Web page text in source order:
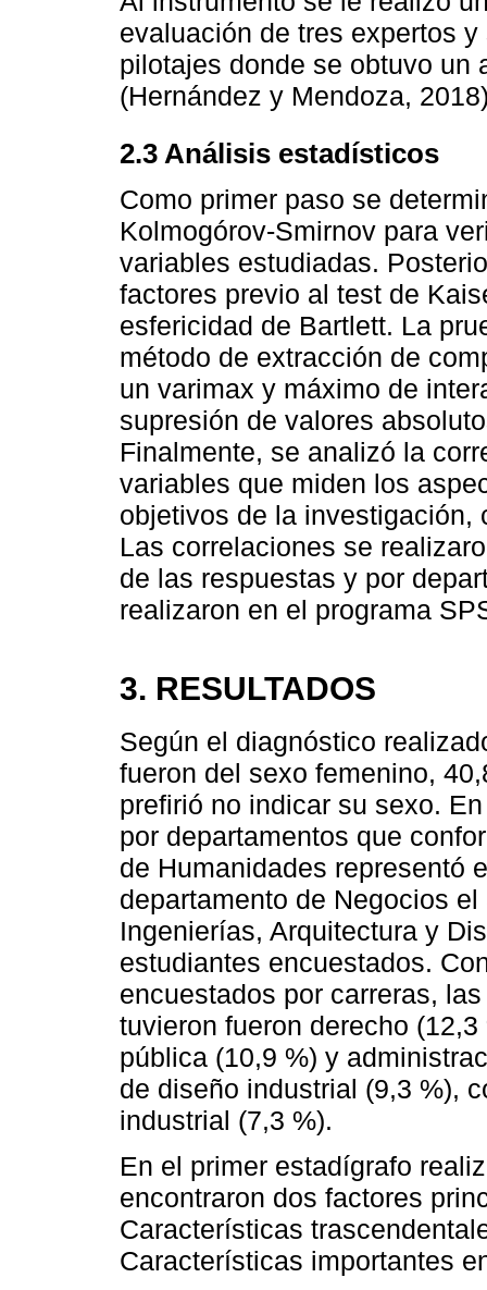
evaluación de tres expertos
pilotajes donde se obtuvo un
(Hernández y Mendoza,
2.3 Análisis estadísticos
Como primer paso se
Kolmogórov-Smirnov para
variables estudiadas.
factores previo al test de
esfericidad de Bartlett. La
método de extracción de
un varimax y máximo de
supresión de valores
Finalmente, se analizó la
variables que miden los
objetivos de la investigación,
Las correlaciones se
de las respuestas y por
realizaron en el programa
3. RESULTADOS
Según el diagnóstico
fueron del sexo femenino,
prefirió no indicar su sexo.
por departamentos que
de Humanidades representó
departamento de Negocios
Ingenierías, Arquitectura y
estudiantes encuestados.
encuestados por carreras,
tuvieron fueron derecho
pública (10,9 %) y
de diseño industrial (9,3 %),
industrial (7,3 %).
En el primer estadígrafo
encontraron dos factores
Características
Características importantes